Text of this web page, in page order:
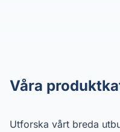
Våra
Utforska vårt breda